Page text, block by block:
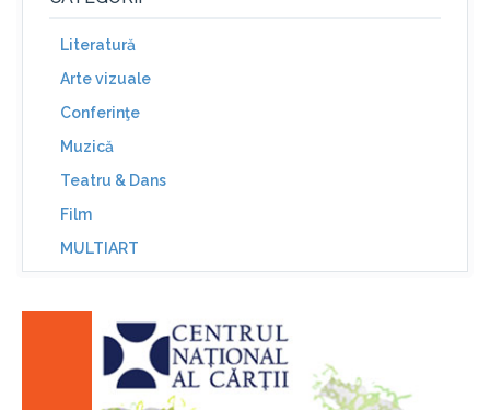
Literatură
Arte vizuale
Conferinţe
Muzică
Teatru & Dans
Film
MULTIART